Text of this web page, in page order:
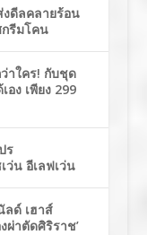
ดีลคลายร้อน
รีมโคน
าใคร! กับชุด
อง เพียง 299
ร
ว่น อีเลฟเว่น
ด์ เฮาส์
ผ่าตัดศิริราช’